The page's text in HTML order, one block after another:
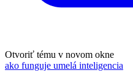
Otvoriť tému v novom okne
ako funguje umelá inteligencia